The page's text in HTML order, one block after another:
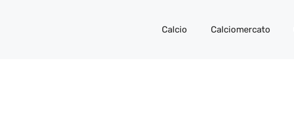
Calcio Calciomercato